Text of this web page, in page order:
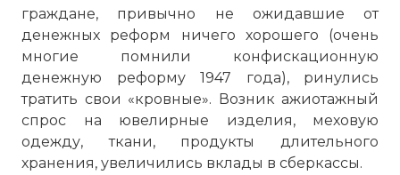
граждане, привычно не ожидавшие от
денежных реформ ничего хорошего (очень
многие помнили конфискационную
денежную реформу 1947 года), ринулись
тратить свои «кровные». Возник ажиотажный
спрос на ювелирные изделия, меховую
одежду, ткани, продукты длительного
хранения, увеличились вклады в сберкассы.